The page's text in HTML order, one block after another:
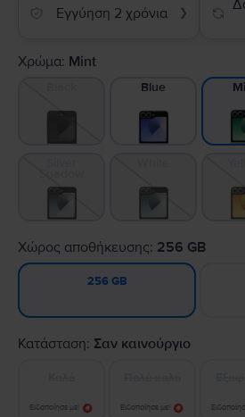
Εγγύηση 2 χρόνια ❯
Χρώμα: Mint
Blue
Χώρος αποθήκευσης: 256 GB
256 GB
Κατάσταση: Σαν καινούργιο
Ειδοποίησε με! Ειδοποίησε με!